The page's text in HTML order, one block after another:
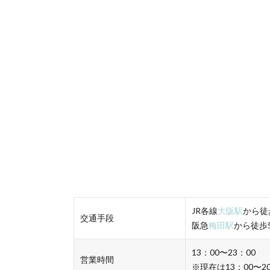
交通手段
JR各線大阪駅から
阪急梅田駅から徒歩
営業時間
13：00〜23：00
※現在は13：00〜